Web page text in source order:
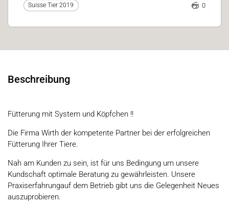
Suisse Tier 2019 0
Beschreibung
Fütterung mit System und Köpfchen !!
Die Firma Wirth der kompetente Partner bei der erfolgreichen
Fütterung Ihrer Tiere.
Nah am Kunden zu sein, ist für uns Bedingung um unsere
Kundschaft optimale Beratung zu gewährleisten. Unsere
Praxiserfahrungauf dem Betrieb gibt uns die Gelegenheit Neues
auszuprobieren.